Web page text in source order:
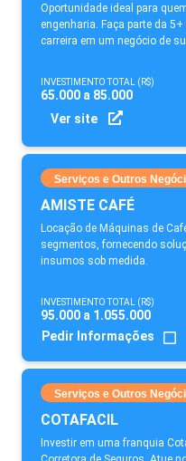
Oportunidade ideal para
engenharia. Faça parte da
carreira em um negócio de
INVESTIMENTO TOTAL (R$)
65.000 a 85.000
Ver site
Serviços e Outros
AMISTE CAFÉ
Locação de Máquinas de
segmentos, fornecendo
insumos sob medida.
INVESTIMENTO TOTAL (R$)
95.000 a 1.055.000
Pedir Informações
Serviços e Outros
COTAFACIL
Investir em uma franquia